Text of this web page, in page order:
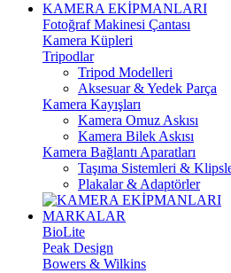
KAMERA EKİPMANLARI
Fotoğraf Makinesi Çantası
Kamera Küpleri
Tripodlar
Tripod Modelleri
Aksesuar & Yedek Parça
Kamera Kayışları
Kamera Omuz Askısı
Kamera Bilek Askısı
Kamera Bağlantı Aparatları
Taşıma Sistemleri &
Plakalar & Adaptörler
MARKALAR
BioLite
Peak Design
Bowers & Wilkins